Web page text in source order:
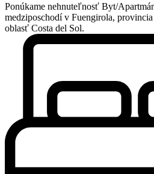
Ponúkame nehnuteľnosť Byt/
medziposchodí v Fuengirola,
oblasť Costa del Sol.